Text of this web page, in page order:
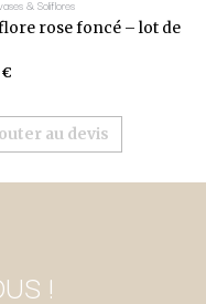
& Soliflores
rose foncé – lot de
€
au devis
!